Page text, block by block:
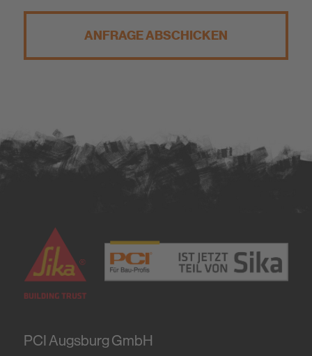
ANFRAGE ABSCHICKEN
PCI Augsburg GmbH